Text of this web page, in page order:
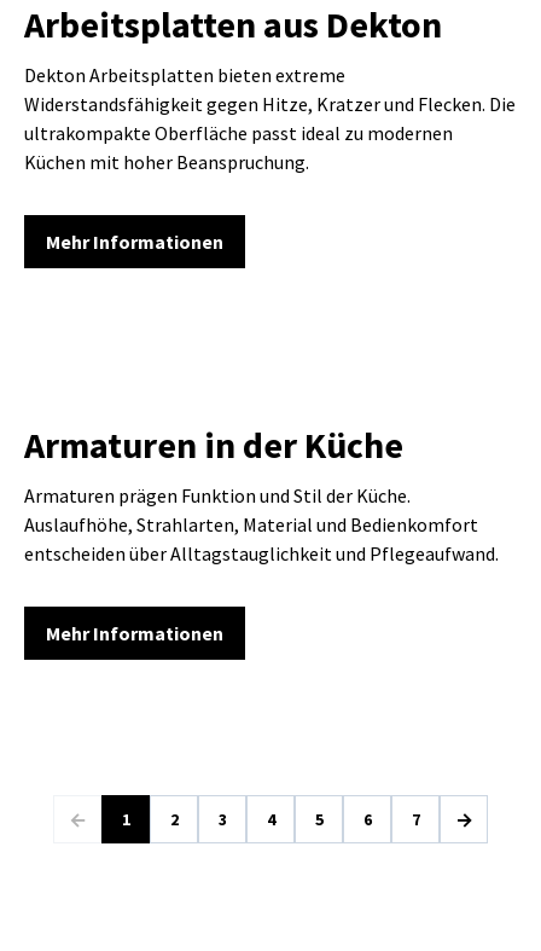
Arbeitsplatten aus Dekton
Dekton Arbeitsplatten bieten extreme
Widerstandsfähigkeit gegen Hitze, Kratzer und Flecken. Die
ultrakompakte Oberfläche passt ideal zu modernen
Küchen mit hoher Beanspruchung.
Mehr Informationen
Armaturen in der Küche
Armaturen prägen Funktion und Stil der Küche.
Auslaufhöhe, Strahlarten, Material und Bedienkomfort
entscheiden über Alltagstauglichkeit und Pflegeaufwand.
Mehr Informationen
← 1 2 3 4 5 6 7 →